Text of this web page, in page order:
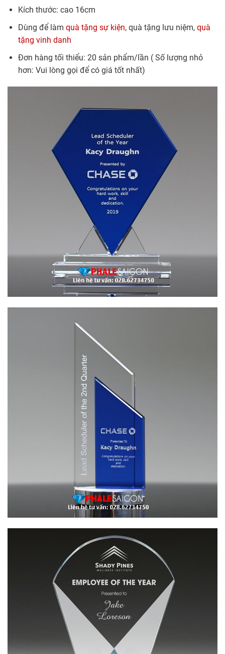
Kích thước: cao 16cm
Dùng để làm quà tặng sự kiện, quà tặng lưu niệm, quà
tặng vinh danh
Đơn hàng tối thiểu: 20 sản phẩm/lần ( Số lượng nhỏ
hơn: Vui lòng gọi để có giá tốt nhất)